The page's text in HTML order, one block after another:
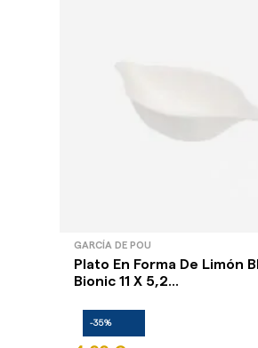
GARCÍA DE POU
Plato En Forma De Limón
Bionic 11 X 5,2...
-35%